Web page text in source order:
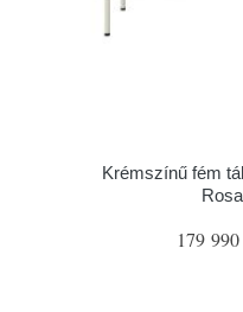
Krémszínű fém
179